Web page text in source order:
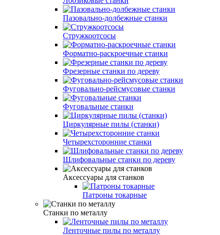
Пазовально-долбежные станки
Стружкоотсосы
Форматно-раскроечные станки
Фрезерные станки по дереву
Фуговально-рейсмусовые станки
Фуговальные станки
Циркулярные пилы (станки)
Четырехсторонние станки
Шлифовальные станки по дереву
Аксессуары для станков
Патроны токарные
Станки по металлу
Ленточные пилы по металлу